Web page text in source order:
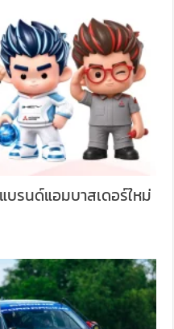
บรนด์แอมบาสเดอร์ใหม่